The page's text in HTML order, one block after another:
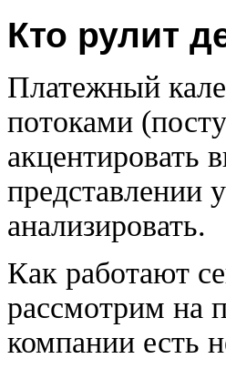
Кто рулит
Платежный
потоками
акцентировать
представлении
анализировать.
Как работают
рассмотрим на
компании есть